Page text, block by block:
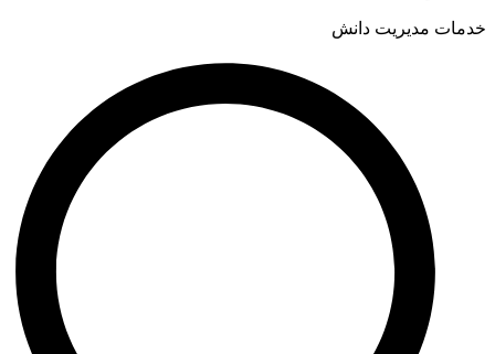
خدمات مدیریت دانش